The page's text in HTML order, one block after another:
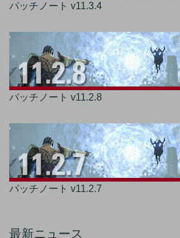
パッチノート v11.3.4
パッチノート v11.2.8
パッチノート v11.2.7
最新ニュース